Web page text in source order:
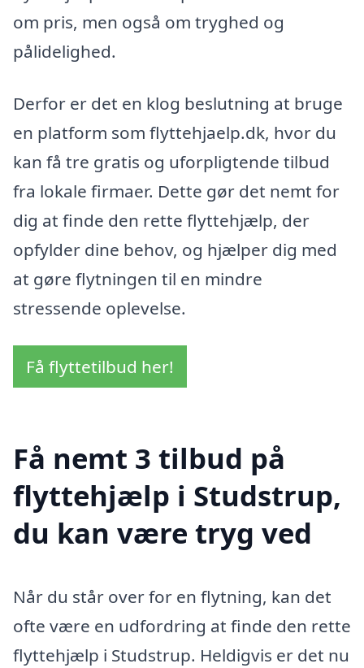
om pris, men også om tryghed og
pålidelighed.
Derfor er det en klog beslutning at bruge
en platform som flyttehjaelp.dk, hvor du
kan få tre gratis og uforpligtende tilbud
fra lokale firmaer. Dette gør det nemt for
dig at finde den rette flyttehjælp, der
opfylder dine behov, og hjælper dig med
at gøre flytningen til en mindre
stressende oplevelse.
Få flyttetilbud her!
Få nemt 3 tilbud på
flyttehjælp i Studstrup,
du kan være tryg ved
Når du står over for en flytning, kan det
ofte være en udfordring at finde den rette
flyttehjælp i Studstrup. Heldigvis er det nu